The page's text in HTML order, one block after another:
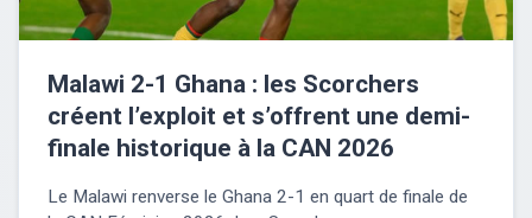
Malawi 2-1 Ghana : les Scorchers
créent l’exploit et s’offrent une demi-
finale historique à la CAN 2026
Le Malawi renverse le Ghana 2-1 en quart de finale de